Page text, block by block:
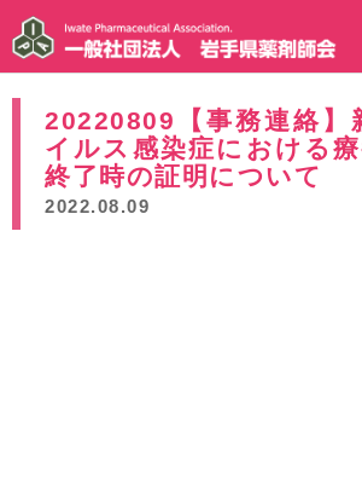
20220809【事務連絡】
イルス感染症における
終了時の証明について
2022.08.09